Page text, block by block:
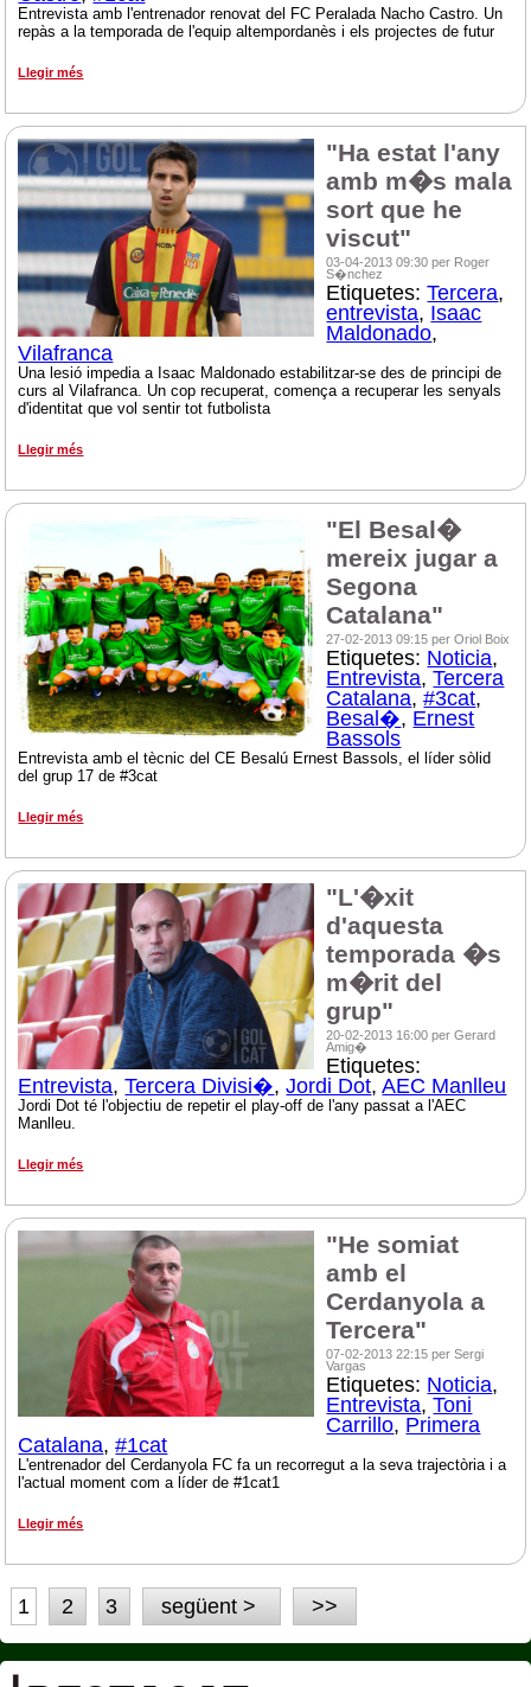
Entrevista amb l'entrenador renovat del FC Peralada Nacho Castro. Un
repàs a la temporada de l'equip altempordanès i els projectes de futur
Llegir més
"Ha estat l'any
amb m�s mala
sort que he
viscut"
03-04-2013 09:30 per Roger
S�nchez
Etiquetes:Tercera,
entrevista, Isaac
Maldonado,
Vilafranca
Una lesió impedia a Isaac Maldonado estabilitzar-se des de principi de
curs al Vilafranca. Un cop recuperat, comença a recuperar les senyals
d'identitat que vol sentir tot futbolista
Llegir més
"El Besal�
mereix jugar a
Segona
Catalana"
27-02-2013 09:15 per Oriol Boix
Etiquetes: Noticia,
Entrevista,Tercera
Catalana,#3cat,
Besal�, Ernest
Bassols
Entrevista amb el tècnic del CE Besalú Ernest Bassols, el líder sòlid
del grup 17 de #3cat
Llegir més
"L'�xit
d'aquesta
temporada �s
m�rit del
grup"
20-02-2013 16:00 per Gerard
Amig�
Etiquetes:
Entrevista,Tercera Divisi�,Jordi Dot,AEC Manlleu
Jordi Dot té l'objectiu de repetir el play-off de l'any passat a l'AEC
Manlleu.
Llegir més
"He somiat
amb el
Cerdanyola a
Tercera"
07-02-2013 22:15 per Sergi
Vargas
Etiquetes: Noticia,
Entrevista,Toni
Carrillo, Primera
Catalana,#1cat
L'entrenador del Cerdanyola FC fa un recorregut a la seva trajectòria i a
l'actual moment com a líder de #1cat1
Llegir més
1 2 3 següent > >>